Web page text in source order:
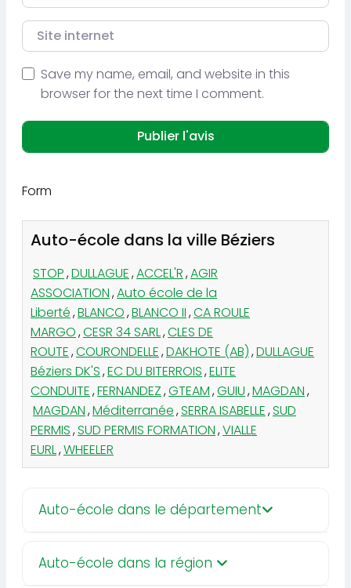
Site internet
Save my name, email, and website in this
browser for the next time I comment.
Form
Auto-école dans la ville Béziers
STOP,DULLAGUE,ACCEL'R,AGIR
ASSOCIATION,Auto école de la
Liberté,BLANCO,BLANCO II,CA ROULE
MARGO,CESR 34 SARL,CLES DE
ROUTE,COURONDELLE,DAKHOTE (AB),DULLAGUE
Béziers DK'S,EC DU BITERROIS,ELITE
CONDUITE,FERNANDEZ,GTEAM,GUIU,MAGDAN,
MAGDAN,Méditerranée,SERRA ISABELLE,SUD
PERMIS,SUD PERMIS FORMATION,VIALLE
EURL,WHEELER
Auto-école dans le département
Auto-école dans la région